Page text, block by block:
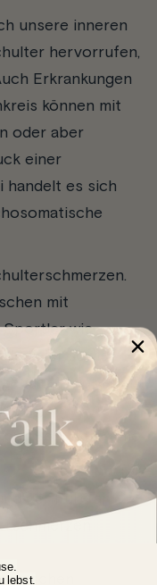
unsere inneren
hervorrufen,
Erkrankungen
können mit
oder aber
einer
handelt es sich
mit
Sportler wie
sowie
Tätigkeit am
eingefahrenen,
Schulter, Arme
der Fülle an
lebst.